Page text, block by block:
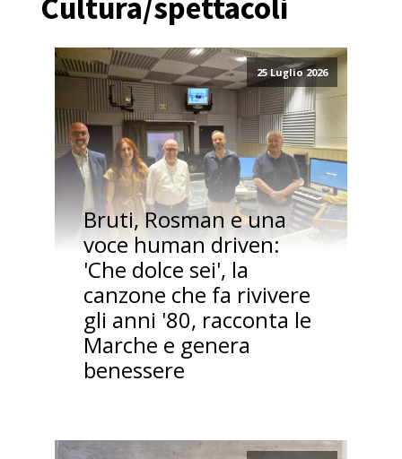
Cultura/spettacoli
25 Luglio 2026
Bruti, Rosman e una
voce human driven:
'Che dolce sei', la
canzone che fa rivivere
gli anni '80, racconta le
Marche e genera
benessere